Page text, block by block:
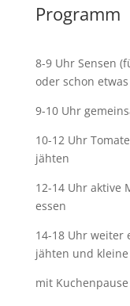
Programm
8-9 Uhr Sensen
oder schon
9-10 Uhr
10-12 Uhr
jähten
12-14 Uhr aktive
essen
14-18 Uhr weiter
jähten und
mit Kuchenpause